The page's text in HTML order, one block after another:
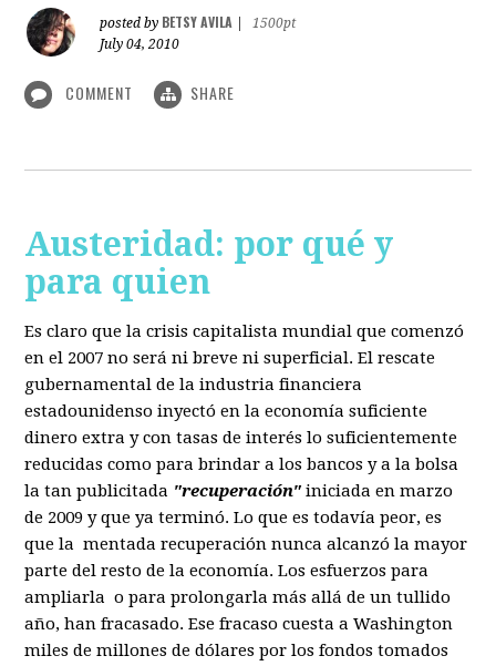
posted by BETSY AVILA
1500pt
July 04, 2010
COMMENT SHARE
Austeridad: por qué y
para quien
Es claro que la crisis capitalista mundial que comenzó
en el 2007 no será ni breve ni superficial. El rescate
gubernamental de la industria financiera
estadounidenso inyectó en la economía suficiente
dinero extra y con tasas de interés lo suficientemente
reducidas como para brindar a los bancos y a la bolsa
la tan publicitada "recuperación" iniciada en marzo
de 2009 y que ya terminó. Lo que es todavía peor, es
que la mentada recuperación nunca alcanzó la mayor
parte del resto de la economía. Los esfuerzos para
ampliarla o para prolongarla más allá de un tullido
año, han fracasado. Ese fracaso cuesta a Washington
miles de millones de dólares por los fondos tomados